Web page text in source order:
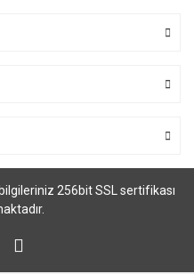
256bit SSL sertifikası